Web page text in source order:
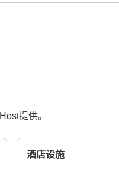
提供。
酒店设施